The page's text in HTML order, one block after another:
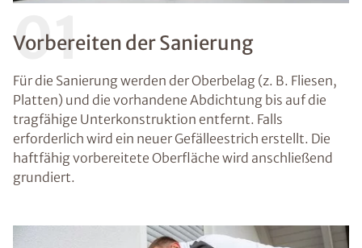
01
Vorbereiten der Sanierung
Für die Sanierung werden der Oberbelag (z. B. Fliesen,
Platten) und die vorhandene Abdichtung bis auf die
tragfähige Unterkonstruktion entfernt. Falls
erforderlich wird ein neuer Gefälleestrich erstellt. Die
haftfähig vorbereitete Oberfläche wird anschließend
grundiert.